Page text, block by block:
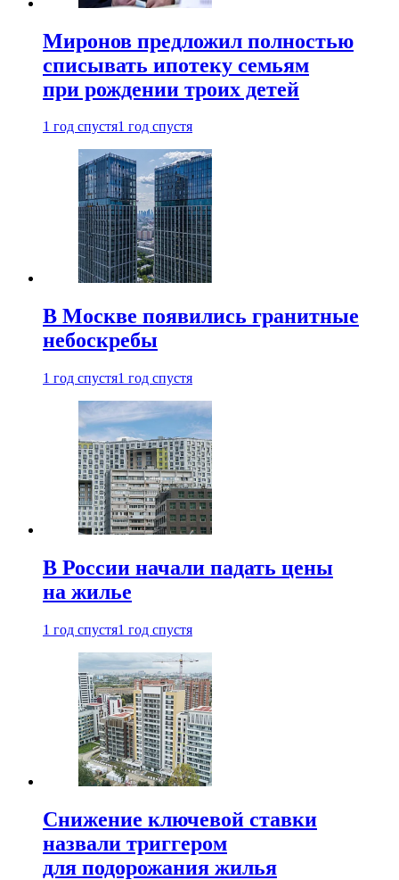
Миронов предложил полностью
списывать ипотеку семьям
при рождении троих детей
1 год спустя1 год спустя
В Москве появились гранитные
небоскребы
1 год спустя1 год спустя
В России начали падать цены
на жилье
1 год спустя1 год спустя
Снижение ключевой ставки
назвали триггером
для подорожания жилья